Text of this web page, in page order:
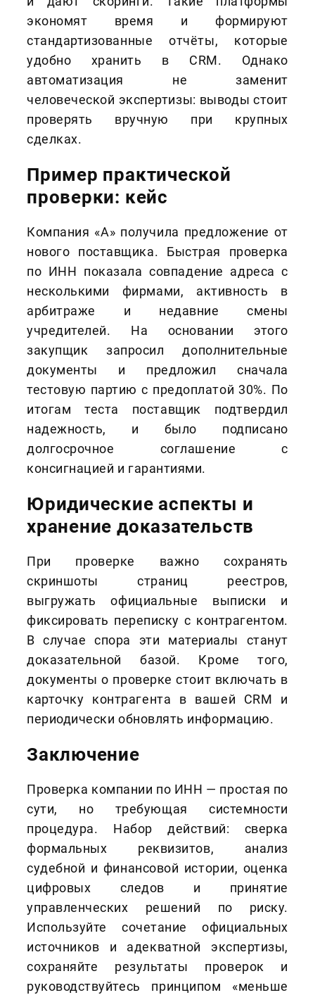
экономят время и формируют
стандартизованные отчёты, которые
удобно хранить в CRM. Однако
автоматизация не заменит
человеческой экспертизы: выводы стоит
проверять вручную при крупных
сделках.
Пример практической
проверки: кейс
Компания «А» получила предложение от
нового поставщика. Быстрая проверка
по ИНН показала совпадение адреса с
несколькими фирмами, активность в
арбитраже и недавние смены
учредителей. На основании этого
закупщик запросил дополнительные
документы и предложил сначала
тестовую партию с предоплатой 30%. По
итогам теста поставщик подтвердил
надежность, и было подписано
долгосрочное соглашение с
консигнацией и гарантиями.
Юридические аспекты и
хранение доказательств
При проверке важно сохранять
скриншоты страниц реестров,
выгружать официальные выписки и
фиксировать переписку с контрагентом.
В случае спора эти материалы станут
доказательной базой. Кроме того,
документы о проверке стоит включать в
карточку контрагента в вашей CRM и
периодически обновлять информацию.
Заключение
Проверка компании по ИНН — простая по
сути, но требующая системности
процедура. Набор действий: сверка
формальных реквизитов, анализ
судебной и финансовой истории, оценка
цифровых следов и принятие
управленческих решений по риску.
Используйте сочетание официальных
источников и адекватной экспертизы,
сохраняйте результаты проверок и
руководствуйтесь принципом «меньше